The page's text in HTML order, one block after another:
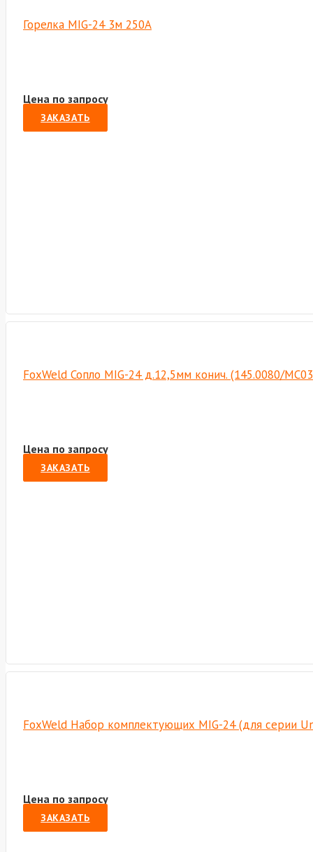
Горелка MIG-24 3м 250А
Цена по запросу
ЗАКАЗАТЬ
FoxWeld Сопло MIG-24 д.12,5мм конич. (145.0080/
Цена по запросу
ЗАКАЗАТЬ
FoxWeld Набор комплектующих MIG-24 (для серии
Цена по запросу
ЗАКАЗАТЬ